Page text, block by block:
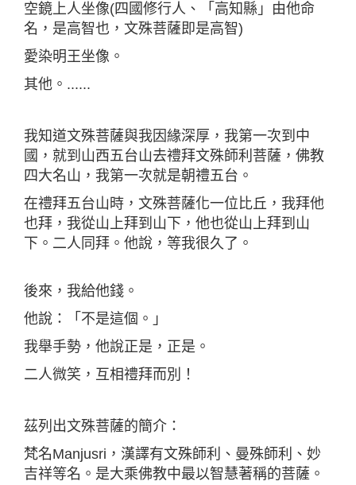
空鏡上人坐像(四國修行人、「高知縣」由他命
名，是高智也，文殊菩薩即是高智)
愛染明王坐像。
其他。......
我知道文殊菩薩與我因緣深厚，我第一次到中
國，就到山西五台山去禮拜文殊師利菩薩，佛教
四大名山，我第一次就是朝禮五台。
在禮拜五台山時，文殊菩薩化一位比丘，我拜他
也拜，我從山上拜到山下，他也從山上拜到山
下。二人同拜。他說，等我很久了。
後來，我給他錢。
他說：「不是這個。」
我舉手勢，他說正是，正是。
二人微笑，互相禮拜而別！
茲列出文殊菩薩的簡介：
梵名Manjusri，漢譯有文殊師利、曼殊師利、妙
吉祥等名。是大乘佛教中最以智慧著稱的菩薩。